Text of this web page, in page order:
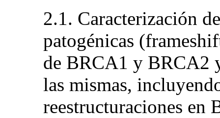
2.1. Caracterización
patogénicas
de BRCA1 y BRCA2
las mismas,
reestructuraciones